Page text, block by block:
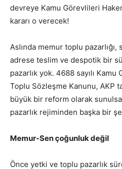
devreye Kamu Görevlileri
kararı o verecek!
Aslında memur toplu
adrese teslim ve despotik bir
pazarlık yok. 4688 sayılı
Toplu Sözleşme Kanunu, AKP
büyük bir reform olarak
pazarlık rejiminden başka bir
Memur-Sen çoğunluk değil
Önce yetki ve toplu pazarlık